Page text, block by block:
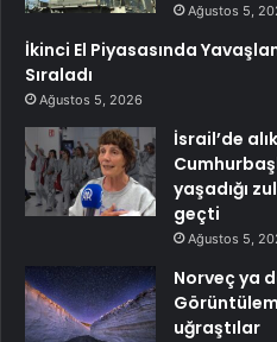
Ağustos 5,
İkinci El Piyasasında
Sıraladı
Ağustos 5, 2026
İsrail’de
yaşadığı
geçti
Ağustos 5,
Norveç ya
uğraştılar